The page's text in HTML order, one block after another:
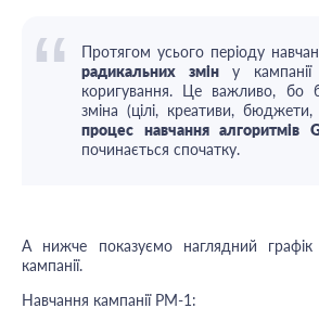
Протягом усього періоду
радикальних зміну
коригування. Це важливо, бо
зміна (цілі, креативи, бюджети,
процес навчання алгоритмів
починається спочатку.
А нижче показуємо наглядний
кампанії.
Навчання кампанії РМ-1: